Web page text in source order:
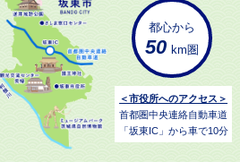
都心から
50 km圏
＜市役所へのアクセス＞
首都圏中央連絡自動車道
「坂東IC」から車で10分